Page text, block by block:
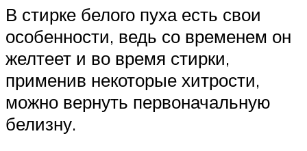
В стирке белого пуха есть свои
особенности, ведь со временем он
желтеет и во время стирки,
применив некоторые хитрости,
можно вернуть первоначальную
белизну.